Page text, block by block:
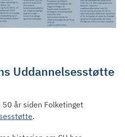
Uddannelsesstøtte
år siden Folketinget
.